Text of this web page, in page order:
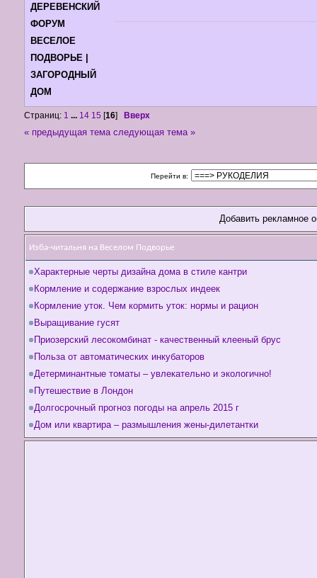
ДЕРЕВЕНСКИЙ
ФОРУМ
ВЕСЕЛОЕ
ПОДВОРЬЕ |
ЗАГОРОДНЫЙ
ДОМ
Страниц: 1 ... 14 15 [16] Вверх
« предыдущая тема следующая тема »
Перейти в:
Добавить рекламное
Изба-читальня на Веселом Подворье
Характерные черты дизайна дома в стиле кантри
Кормление и содержание взрослых индеек
Кормление уток. Чем кормить уток: нормы и рацион
Выращивание гусят
Приозерский лесокомбинат - качественный клееный брус
Польза от автоматических инкубаторов
Детерминантные томаты – увлекательно и экологично!
Путешествие в Лондон
Долгосрочный прогноз погоды на апрель 2015 г
Дом или квартира – размышления жены-дилетантки